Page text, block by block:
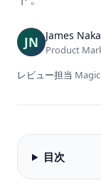
James
Product
レビュー担当
目次